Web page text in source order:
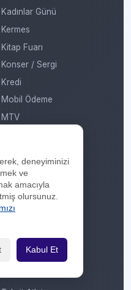
Kadınlar Günü
Kermes
Kitap Fuarı
Konser / Sergi
Kredi
Mobil Ödeme
MTV
Puan
Ramazan
Sevgililer Günü
Sosyal Sorumluluk
Sömestir
deneyiminizi
ve
amacıyla
olursunuz.
Kabul Et